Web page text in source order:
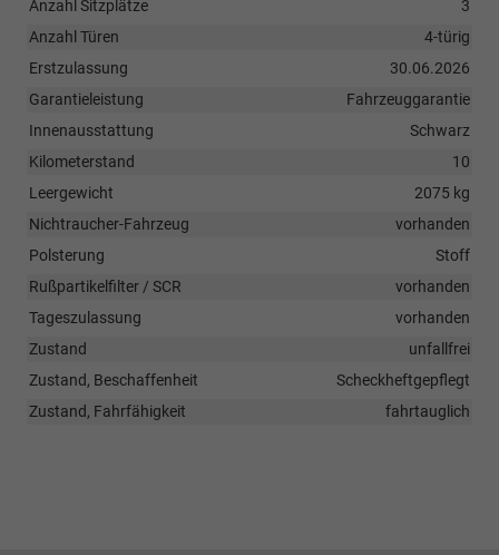
Anzahl Sitzplätze
3
Anzahl Türen
4-türig
Erstzulassung
30.06.2026
Garantieleistung
Fahrzeuggarantie
Innenausstattung
Schwarz
Kilometerstand
10
Leergewicht
2075 kg
Nichtraucher-Fahrzeug
vorhanden
Polsterung
Stoff
Rußpartikelfilter / SCR
vorhanden
Tageszulassung
vorhanden
Zustand
unfallfrei
Zustand, Beschaffenheit
Scheckheftgepflegt
Zustand, Fahrfähigkeit
fahrtauglich